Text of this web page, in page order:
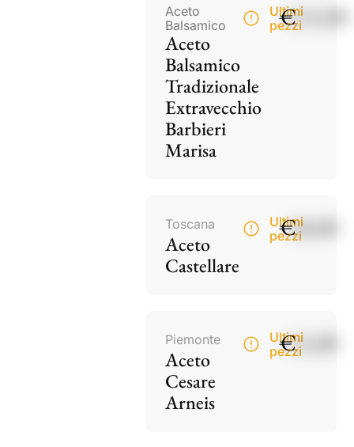
Aceto
Balsamico
Aceto
Balsamico
Tradizionale
Extravecchio
Barbieri
Marisa
Ultimi
pezzi
€115,00
Toscana
Aceto
Castellare
Ultimi
pezzi
€18,00
Piemonte
Aceto
Cesare
Arneis
Ultimi
pezzi
€15,00